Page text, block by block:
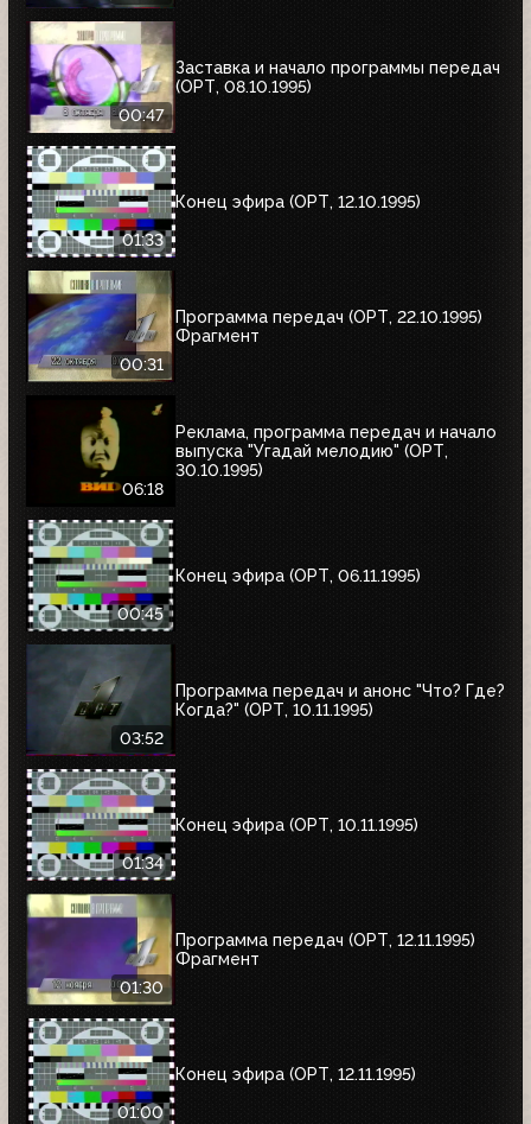
00:47
Заставка и начало программы передач
(ОРТ, 08.10.1995)
01:33
Конец эфира (ОРТ, 12.10.1995)
00:31
Программа передач (ОРТ, 22.10.1995)
Фрагмент
06:18
Реклама, программа передач и начало
выпуска "Угадай мелодию" (ОРТ,
30.10.1995)
00:45
Конец эфира (ОРТ, 06.11.1995)
03:52
Программа передач и анонс "Что? Где?
Когда?" (ОРТ, 10.11.1995)
01:34
Конец эфира (ОРТ, 10.11.1995)
01:30
Программа передач (ОРТ, 12.11.1995)
Фрагмент
01:00
Конец эфира (ОРТ, 12.11.1995)